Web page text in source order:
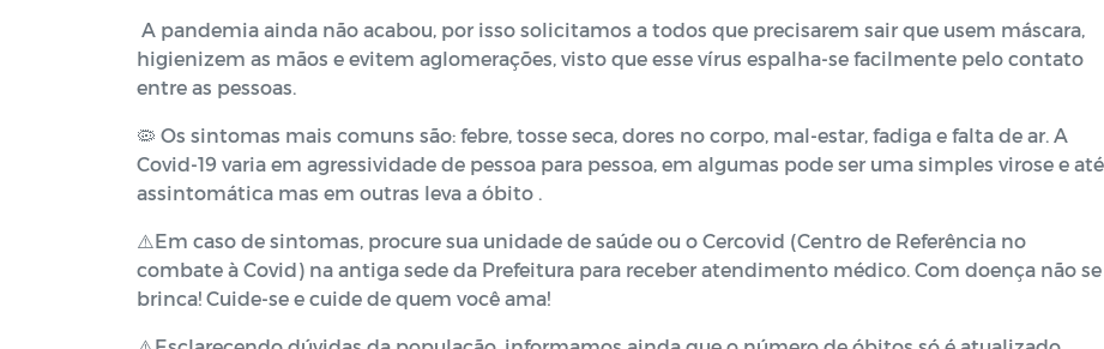
A pandemia ainda não acabou, por isso solicitamos a todos que precisarem sair que usem máscara,
higienizem as mãos e evitem aglomerações, visto que esse vírus espalha-se facilmente pelo contato
entre as pessoas.
🦠 Os sintomas mais comuns são: febre, tosse seca, dores no corpo, mal-estar, fadiga e falta de ar. A
Covid-19 varia em agressividade de pessoa para pessoa, em algumas pode ser uma simples virose e até
assintomática mas em outras leva a óbito .
⚠️Em caso de sintomas, procure sua unidade de saúde ou o Cercovid (Centro de Referência no
combate à Covid) na antiga sede da Prefeitura para receber atendimento médico. Com doença não se
brinca! Cuide-se e cuide de quem você ama!